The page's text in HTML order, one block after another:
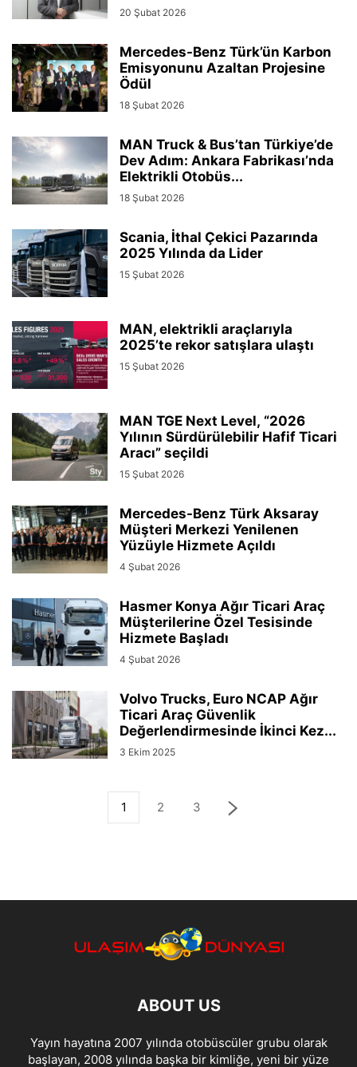
20 Şubat 2026
Mercedes-Benz Türk’ün Karbon
Emisyonunu Azaltan Projesine
Ödül
18 Şubat 2026
MAN Truck & Bus’tan Türkiye’de
Dev Adım: Ankara Fabrikası’nda
Elektrikli Otobüs...
18 Şubat 2026
Scania, İthal Çekici Pazarında
2025 Yılında da Lider
15 Şubat 2026
MAN, elektrikli araçlarıyla
2025’te rekor satışlara ulaştı
15 Şubat 2026
MAN TGE Next Level, “2026
Yılının Sürdürülebilir Hafif Ticari
Aracı” seçildi
15 Şubat 2026
Mercedes-Benz Türk Aksaray
Müşteri Merkezi Yenilenen
Yüzüyle Hizmete Açıldı
4 Şubat 2026
Hasmer Konya Ağır Ticari Araç
Müşterilerine Özel Tesisinde
Hizmete Başladı
4 Şubat 2026
Volvo Trucks, Euro NCAP Ağır
Ticari Araç Güvenlik
Değerlendirmesinde İkinci Kez...
3 Ekim 2025
1 2 3
ABOUT US
Yayın hayatına 2007 yılında otobüscüler grubu olarak
başlayan, 2008 yılında başka bir kimliğe, yeni bir yüze